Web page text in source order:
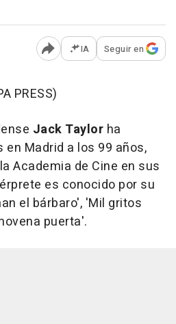
Abrir opciones para
IA Seguir en
PRESS)
Jack Taylor ha
Madrid a los 99 años,
Academia de Cine en sus
es conocido por su
el bárbaro', 'Mil gritos
puerta'.